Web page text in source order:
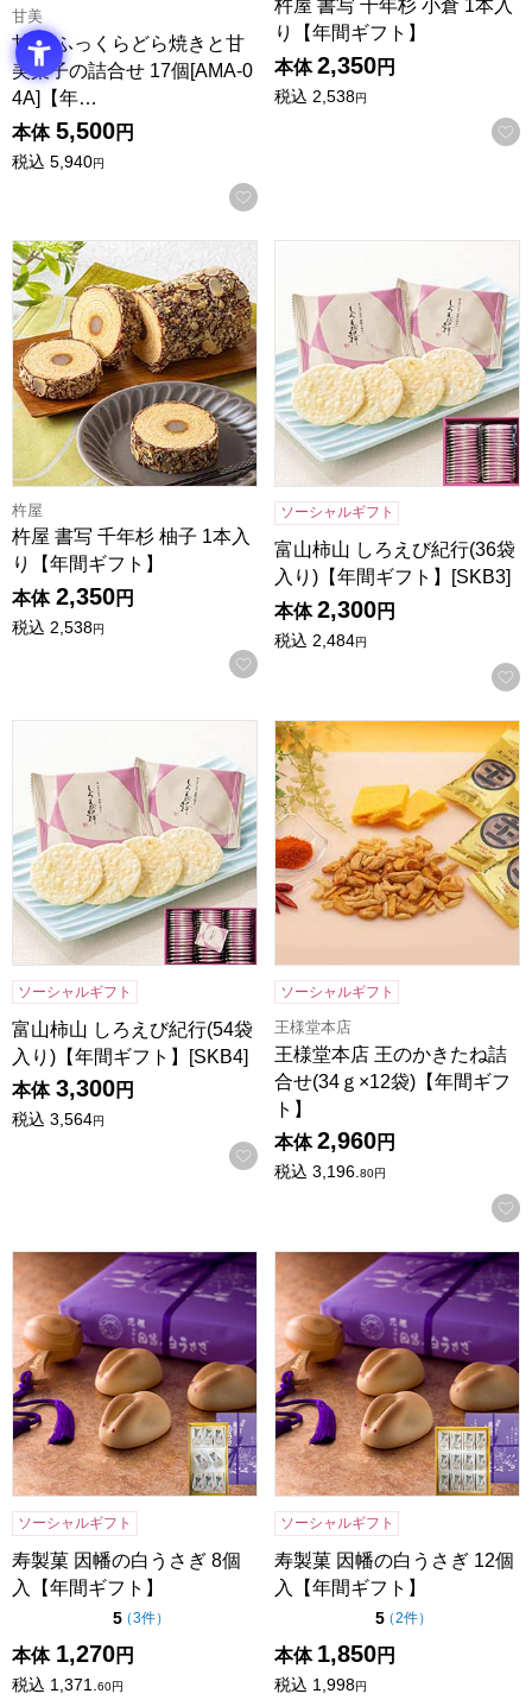
甘美
甘美 ふっくらどら焼きと甘
美菓子の詰合せ 17個[AMA-0
4A]【年…
本体 5,500円
税込 5,940円
お気に入りに登録する
杵屋 書写 千年杉 小倉 1本入
り【年間ギフト】
本体 2,350円
税込 2,538円
杵屋 書写 千年杉 柚子 1本入り【年間ギフト】
杵屋
杵屋 書写 千年杉 柚子 1本入
り【年間ギフト】
本体 2,350円
税込 2,538円
お気に入りに登録する
ソーシャルギフト
富山柿山 しろえび紀行(36袋
入り)【年間ギフト】[SKB3]
本体 2,300円
税込 2,484円
富山柿山 しろえび紀行(54袋入り)【年間ギフト】[SKB4]
ソーシャルギフト
富山柿山 しろえび紀行(54袋
入り)【年間ギフト】[SKB4]
本体 3,300円
税込 3,564円
お気に入りに登録する
王様堂本店 王のかきたね詰
ソーシャルギフト
王様堂本店
王様堂本店 王のかきたね詰
合せ(34ｇ×12袋)【年間ギフ
ト】
本体 2,960円
税込 3,196.80円
寿製菓 因幡の白うさぎ 8個入【年間ギフト】
ソーシャルギフト
寿製菓 因幡の白うさぎ 8個
入【年間ギフト】
5点（5点満点中）
（3件の評価
）
本体 1,270円
税込 1,371.60円
寿製菓 因幡の白うさぎ 12個
ソーシャルギフト
寿製菓 因幡の白うさぎ 12個
入【年間ギフト】
5点（5点満点中）
（2件の評価
）
本体 1,850円
税込 1,998円